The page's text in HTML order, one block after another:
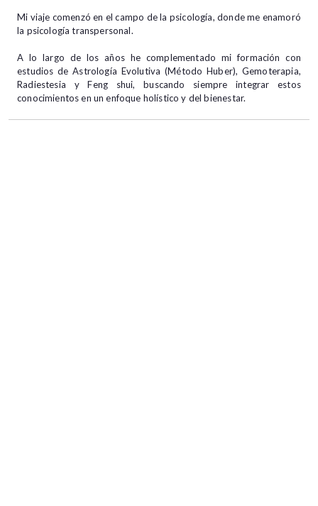
Mi viaje comenzó en el campo de la psicología, donde me enamoró
la psicología transpersonal.
A lo largo de los años he complementado mi formación con
estudios de Astrología Evolutiva (Método Huber), Gemoterapia,
Radiestesia y Feng shui, buscando siempre integrar estos
conocimientos en un enfoque holístico y del bienestar.